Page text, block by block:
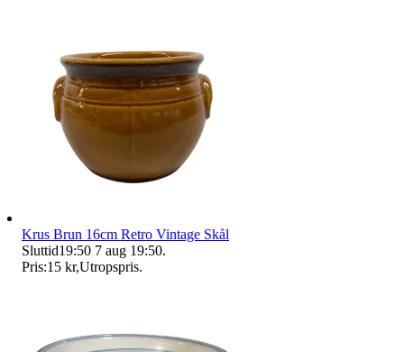
Krus Brun 16cm Retro Vintage Skål
Sluttid19:50 7 aug 19:50.
Pris:15 kr,Utropspris.